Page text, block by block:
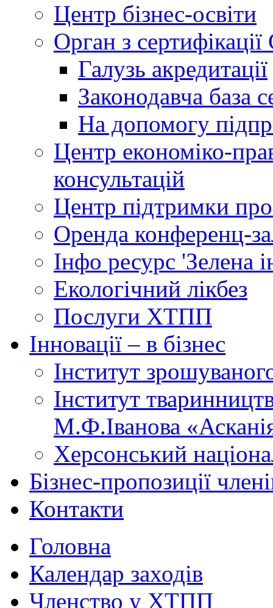
Центр бізнес-освіти
Орган з
Галузь акредитації
Законодавча база
На допомогу
Центр економіко-
консультацій
Центр підтримки
Оренда конференц-
Інфо ресурс 'Зелена
Екологічний лікбез
Послуги ХТПП
Інновації – в бізнес
Інститут
Інститут
М.Ф.Іванова
Херсонський
Бізнес-пропозиції
Контакти
Головна
Календар заходів
Членство у ХТПП